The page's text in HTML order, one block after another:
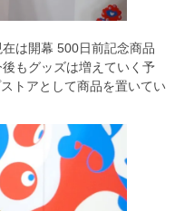
は開幕 500日前記念商品
もグッズは増えていく予
トアとして商品を置いてい